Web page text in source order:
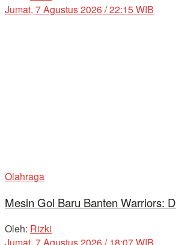
Jumat, 7 Agustus 2026 / 22:15 WIB
Olahraga
Mesin Gol Baru Banten Warriors:
Oleh: Rizki
Jumat, 7 Agustus 2026 / 18:07 WIB